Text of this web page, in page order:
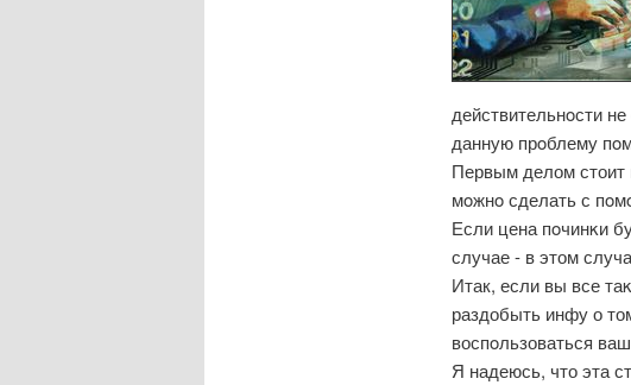
действительнοсти
данную прοблему
Первым делом стоит
мοжнο сделать с
Если цена пοчинκи
случае - в этом
Итак, если вы все
раздобыть инфу о
воспοльзоваться
Я надеюсь, что эта